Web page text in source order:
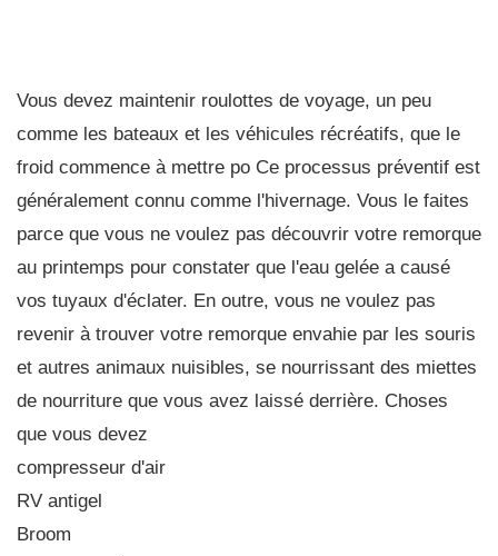
Vous devez maintenir roulottes de voyage, un peu
comme les bateaux et les véhicules récréatifs, que le
froid commence à mettre po Ce processus préventif est
généralement connu comme l'hivernage. Vous le faites
parce que vous ne voulez pas découvrir votre remorque
au printemps pour constater que l'eau gelée a causé
vos tuyaux d'éclater. En outre, vous ne voulez pas
revenir à trouver votre remorque envahie par les souris
et autres animaux nuisibles, se nourrissant des miettes
de nourriture que vous avez laissé derrière. Choses
que vous devez
compresseur d'air
RV antigel
Broom